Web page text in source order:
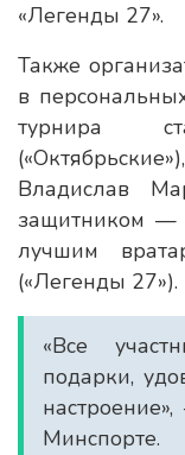
«Легенды 27».
Также
в
турнира
Владислав
защитником —
лучшим
(«Легенды 27»).
«Все
подарки,
Минспорте.